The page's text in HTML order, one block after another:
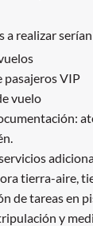
a realizar
pasajeros VIP
vuelo
tierra-aire,
de tareas en
y